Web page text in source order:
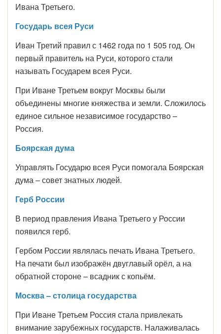
Ивана Третьего.
Государь всея Руси
Иван Третий правил с 1462 года по 1 505 год. Он
первый правитель на Руси, которого стали
называть Государем всея Руси.
При Иване Третьем вокруг Москвы были
объединены многие княжества и земли. Сложилось
единое сильное независимое государство –
Россия.
Боярская дума
Управлять Государю всея Руси помогала Боярская
дума – совет знатных людей.
Герб России
В период правления Ивана Третьего у России
появился герб.
Гербом России являлась печать Ивана Третьего.
На печати был изображён двуглавый орёл, а на
обратной стороне – всадник с копьём.
Москва – столица государства
При Иване Третьем Россия стала привлекать
внимание зарубежных государств. Налаживалась